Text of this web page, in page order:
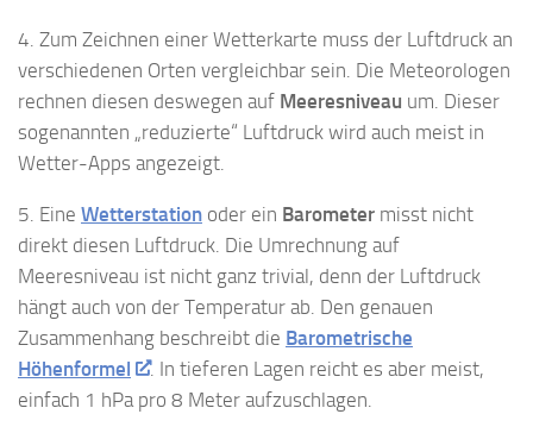
4. Zum Zeichnen einer Wetterkarte muss der Luftdruck an
verschiedenen Orten vergleichbar sein. Die Meteorologen
rechnen diesen deswegen auf Meeresniveau um. Dieser
sogenannten „reduzierte“ Luftdruck wird auch meist in
Wetter-Apps angezeigt.
5. Eine Wetterstation oder ein Barometer misst nicht
direkt diesen Luftdruck. Die Umrechnung auf
Meeresniveau ist nicht ganz trivial, denn der Luftdruck
hängt auch von der Temperatur ab. Den genauen
Zusammenhang beschreibt die Barometrische
Höhenformel
. In tieferen Lagen reicht es aber meist,
einfach 1 hPa pro 8 Meter aufzuschlagen.